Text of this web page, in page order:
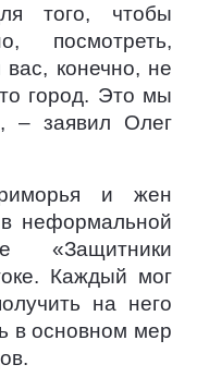
того, чтобы
посмотреть,
конечно, не
город. Это мы
– заявил Олег
и жен
неформальной
«Защитники
Каждый мог
на него
в основном мер